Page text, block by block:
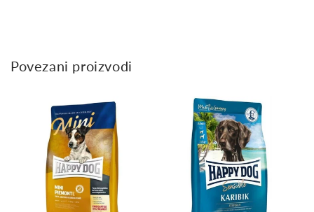
Povezani proizvodi